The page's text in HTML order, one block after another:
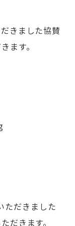
きました協賛
ます。
ただきました
だきます。